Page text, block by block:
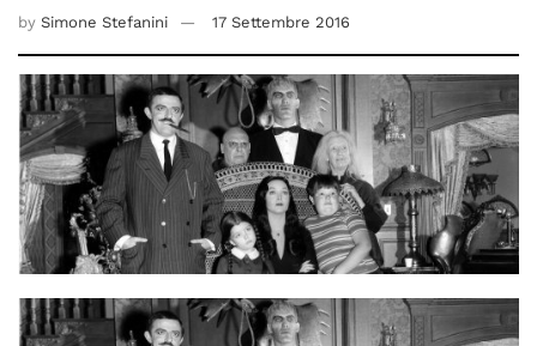
by Simone Stefanini 17 Settembre 2016